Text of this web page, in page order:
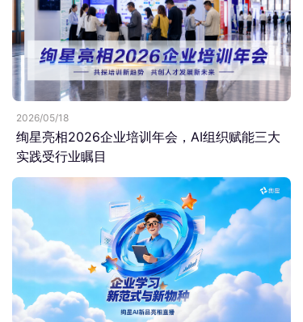
绚星亮相2026企业培训年会，AI组织赋能三大
实践受行业瞩目
2026/05/18